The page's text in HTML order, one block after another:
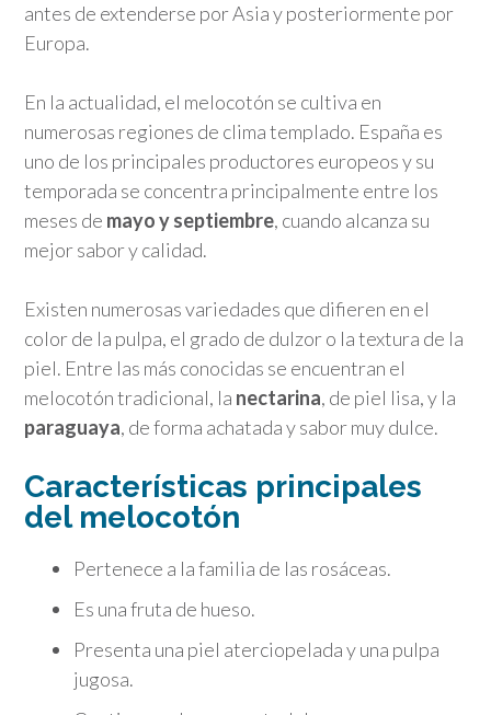
antes de extenderse por Asia y posteriormente por
Europa.
En la actualidad, el melocotón se cultiva en
numerosas regiones de clima templado. España es
uno de los principales productores europeos y su
temporada se concentra principalmente entre los
meses de mayo y septiembre, cuando alcanza su
mejor sabor y calidad.
Existen numerosas variedades que difieren en el
color de la pulpa, el grado de dulzor o la textura de la
piel. Entre las más conocidas se encuentran el
melocotón tradicional, la nectarina, de piel lisa, y la
paraguaya, de forma achatada y sabor muy dulce.
Características principales
del melocotón
Pertenece a la familia de las rosáceas.
Es una fruta de hueso.
Presenta una piel aterciopelada y una pulpa
jugosa.